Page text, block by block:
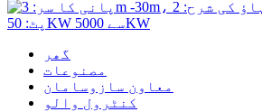
گھر
مصنوعات
معاون سازوسامان
کنٹرول والو